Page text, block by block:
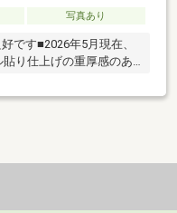
写真あり
です■2026年5月現在、
り仕上げの重厚感のあ